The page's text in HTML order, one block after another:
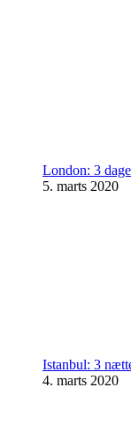
London: 3
5. marts 2020
Istanbul: 3
4. marts 2020